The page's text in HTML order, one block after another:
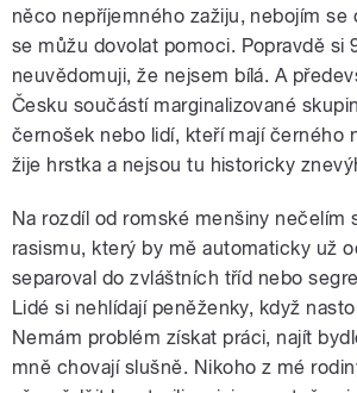
něco nepříjemného zažiju, nebojím se
se můžu dovolat pomoci. Popravdě si
neuvědomuji, že nejsem bílá. A
Česku součástí marginalizované
černošek nebo lidí, kteří mají černého
žije hrstka a nejsou tu historicky
Na rozdíl od romské menšiny nečelím
rasismu, který by mě automaticky už
separoval do zvláštních tříd nebo
Lidé si nehlídají peněženky, když
Nemám problém získat práci, najít
mně chovají slušně. Nikoho z mé